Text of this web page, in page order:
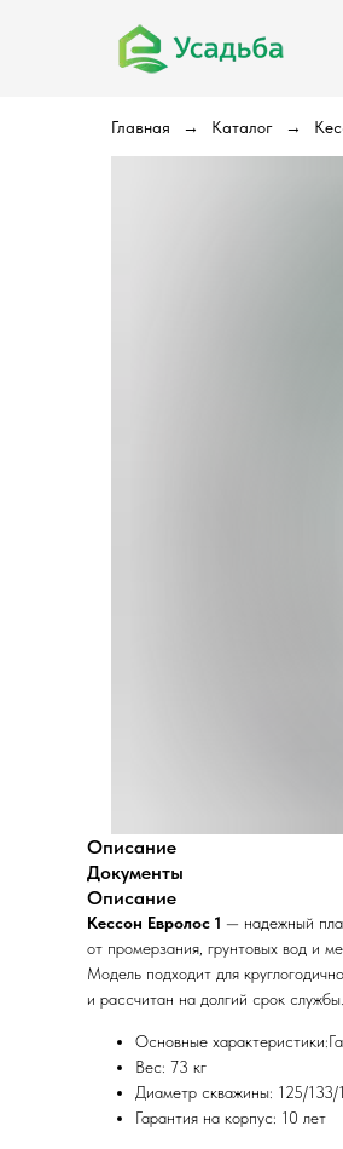
Главная Каталог
Описание
Документы
Описание
Кессон Евролос 1 — надежный
от промерзания, грунтовых вод и
Модель подходит для
и рассчитан на долгий срок службы.
Основные
Вес: 73 кг
Диаметр скважины: 125/
Гарантия на корпус: 10 лет